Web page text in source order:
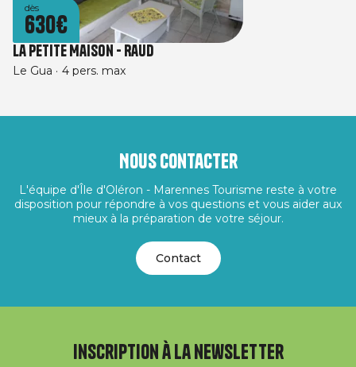
dès
630€
La Petite Maison - Raud
Le Gua 4 pers. max
Nous contacter
L'équipe d'Île d'Oléron - Marennes Tourisme reste à votre
disposition pour répondre à vos questions et vous aider aux
mieux à la préparation de votre séjour.
Contact
Inscription à la newsletter